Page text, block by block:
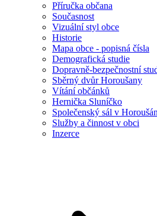
Příručka občana
Současnost
Vizuální styl obce
Historie
Mapa obce - popisná čísla
Demografická studie
Dopravně-bezpečnostní
Sběrný dvůr Horoušany
Vítání občánků
Hernička Sluníčko
Společenský sál v
Služby a činnost v obci
Inzerce